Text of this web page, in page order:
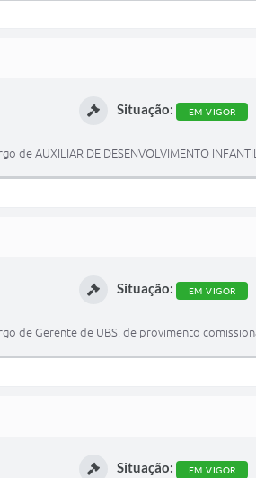
Situação: EM VIGOR
de AUXILIAR DE DESENVOLVIMENTO
Situação: EM VIGOR
de Gerente de UBS, de provimento
Situação: EM VIGOR